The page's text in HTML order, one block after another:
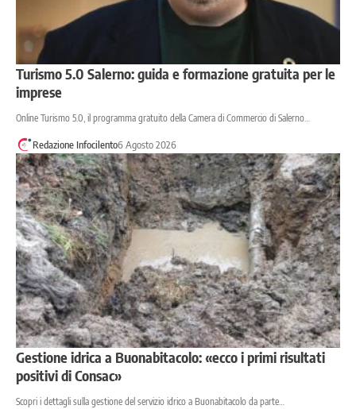
Turismo 5.0 Salerno: guida e formazione gratuita per le
imprese
Online Turismo 5.0, il programma gratuito della Camera di Commercio di Salerno…
Redazione Infocilento6 Agosto 2026
Gestione idrica a Buonabitacolo: «ecco i primi risultati
positivi di Consac»
Scopri i dettagli sulla gestione del servizio idrico a Buonabitacolo da parte…